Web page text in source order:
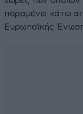
παραμένει κάτω
Ευρωπαϊκής